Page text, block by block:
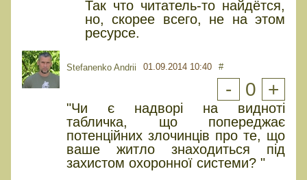
Так что читатель-то найдётся,
но, скорее всего, не на этом
ресурсе.
Stefanenko Andrii 01.09.2014 10:40 #
- 0 +
"Чи є надворі на видноті
табличка, що попереджає
потенційних злочинців про те, що
ваше житло знаходиться під
захистом охоронної системи? "